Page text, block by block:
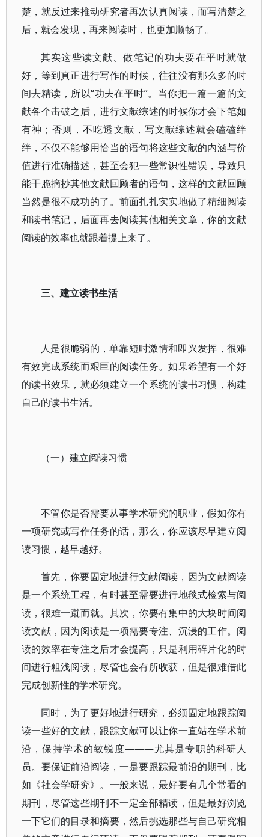
楚，就反过来推动研究者再次认真阅读，而写清楚之
后，就会发现，再来阅读时，也更加顺畅了。
其实这些读文献、做笔记的功夫要在平时就做
好，等到真正进行写作的时候，往往没有那么多的时
间去精读，所以“功夫在平时”。当你把一篇一篇的文
献各个击破之后，进行文献综述的时候你才会下笔如
有神；否则，不吃透文献，写文献综述就会磕磕绊
绊，不仅不能够用恰当的语句将这些文献的内涵与价
值进行准确描述，甚至会犯一些常识性错误，导致只
能干脆摘抄其他文献回顾者的语句，这样的文献回顾
当然是很不成功的了。前面扎扎实实地做了精细阅读
和读书笔记，后面再去阅读其他相关文章，你的文献
阅读的效率也就跟着提上来了。
三、建立读书生活
人是很脆弱的，单靠短时激情和即兴发挥，很难
有效完成系统而艰巨的阅读任务。如果希望有一个好
的读书效果，就必须建立一个系统的读书习惯，构建
自己的读书生活。
（一）建立阅读习惯
不管你是否需要从事学术研究的职业，假如你有
一项研究或写作任务的话，那么，你应该尽早建立阅
读习惯，越早越好。
首先，你要固定地进行文献阅读，因为文献阅读
是一个系统工程，有时甚至需要进行地毯式检索与阅
读，很难一蹴而就。其次，你要有集中的大块时间阅
读文献，因为阅读是一项需要专注、沉浸的工作。阅
读的效率在专注之后才会提高，只是利用碎片化的时
间进行粗浅阅读，尽管也会有所收获，但是很难借此
完成创新性的学术研究。
同时，为了更好地进行研究，必须固定地跟踪阅
读一些好的文献，跟踪文献可以让你一直站在学术前
沿，保持学术的敏锐度———尤其是专职的科研人
员。要保证前沿阅读，一是要跟踪最前沿的期刊，比
如《社会学研究》。一般来说，最好要有几个常看的
期刊，尽管这些期刊不一定全部精读，但是最好浏览
一下它们的目录和摘要，然后挑选那些与自己研究相